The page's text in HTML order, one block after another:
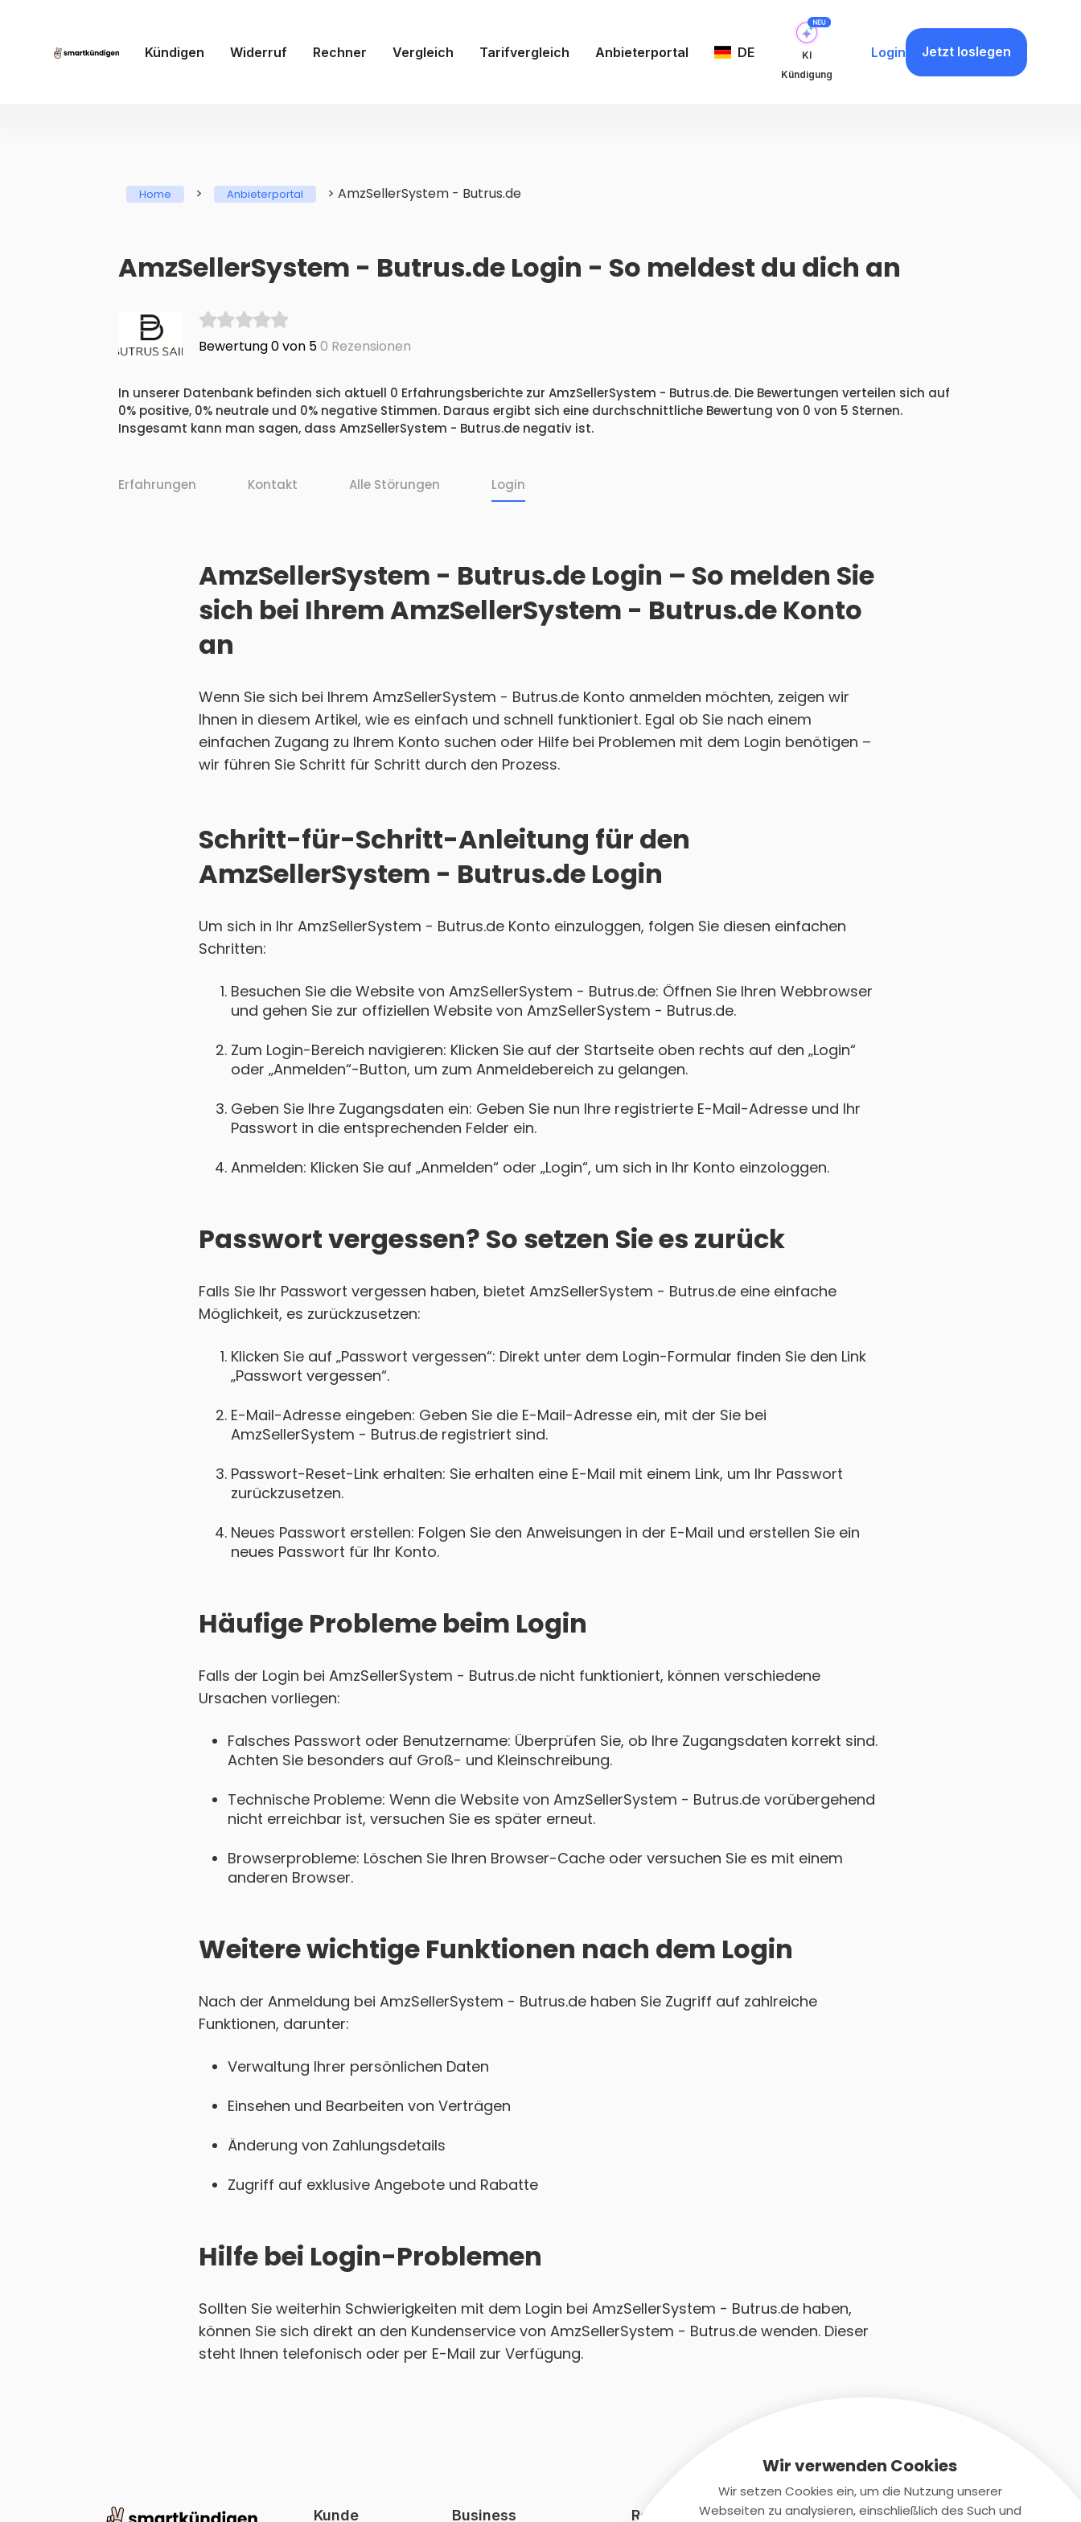
Kündigen Widerruf Rechner Vergleich Tarifvergleich Anbieterportal DE
KI
Kündigung
Login Jetzt loslegen
Home > Anbieterportal > AmzSellerSystem - Butrus.de
AmzSellerSystem - Butrus.de Login - So meldest du dich an
Bewertung 0 von 50 Rezensionen
In unserer Datenbank befinden sich aktuell 0 Erfahrungsberichte zur AmzSellerSystem - Butrus.de. Die Bewertungen verteilen sich auf
0% positive, 0% neutrale und 0% negative Stimmen. Daraus ergibt sich eine durchschnittliche Bewertung von 0 von 5 Sternen.
Insgesamt kann man sagen, dass AmzSellerSystem - Butrus.de negativ ist.
Erfahrungen Kontakt Alle Störungen Login
AmzSellerSystem - Butrus.de Login – So melden Sie
sich bei Ihrem AmzSellerSystem - Butrus.de Konto
an
Wenn Sie sich bei Ihrem AmzSellerSystem - Butrus.de Konto anmelden möchten, zeigen wir
Ihnen in diesem Artikel, wie es einfach und schnell funktioniert. Egal ob Sie nach einem
einfachen Zugang zu Ihrem Konto suchen oder Hilfe bei Problemen mit dem Login benötigen –
wir führen Sie Schritt für Schritt durch den Prozess.
Schritt-für-Schritt-Anleitung für den
AmzSellerSystem - Butrus.de Login
Um sich in Ihr AmzSellerSystem - Butrus.de Konto einzuloggen, folgen Sie diesen einfachen
Schritten:
Besuchen Sie die Website von AmzSellerSystem - Butrus.de: Öffnen Sie Ihren Webbrowser
und gehen Sie zur offiziellen Website von AmzSellerSystem - Butrus.de.
Zum Login-Bereich navigieren: Klicken Sie auf der Startseite oben rechts auf den „Login“
oder „Anmelden“-Button, um zum Anmeldebereich zu gelangen.
Geben Sie Ihre Zugangsdaten ein: Geben Sie nun Ihre registrierte E-Mail-Adresse und Ihr
Passwort in die entsprechenden Felder ein.
Anmelden: Klicken Sie auf „Anmelden“ oder „Login“, um sich in Ihr Konto einzologgen.
Passwort vergessen? So setzen Sie es zurück
Falls Sie Ihr Passwort vergessen haben, bietet AmzSellerSystem - Butrus.de eine einfache
Möglichkeit, es zurückzusetzen:
Klicken Sie auf „Passwort vergessen“: Direkt unter dem Login-Formular finden Sie den Link
„Passwort vergessen“.
E-Mail-Adresse eingeben: Geben Sie die E-Mail-Adresse ein, mit der Sie bei
AmzSellerSystem - Butrus.de registriert sind.
Passwort-Reset-Link erhalten: Sie erhalten eine E-Mail mit einem Link, um Ihr Passwort
zurückzusetzen.
Neues Passwort erstellen: Folgen Sie den Anweisungen in der E-Mail und erstellen Sie ein
neues Passwort für Ihr Konto.
Häufige Probleme beim Login
Falls der Login bei AmzSellerSystem - Butrus.de nicht funktioniert, können verschiedene
Ursachen vorliegen:
Falsches Passwort oder Benutzername: Überprüfen Sie, ob Ihre Zugangsdaten korrekt sind.
Achten Sie besonders auf Groß- und Kleinschreibung.
Technische Probleme: Wenn die Website von AmzSellerSystem - Butrus.de vorübergehend
nicht erreichbar ist, versuchen Sie es später erneut.
Browserprobleme: Löschen Sie Ihren Browser-Cache oder versuchen Sie es mit einem
anderen Browser.
Weitere wichtige Funktionen nach dem Login
Nach der Anmeldung bei AmzSellerSystem - Butrus.de haben Sie Zugriff auf zahlreiche
Funktionen, darunter:
Verwaltung Ihrer persönlichen Daten
Einsehen und Bearbeiten von Verträgen
Änderung von Zahlungsdetails
Zugriff auf exklusive Angebote und Rabatte
Hilfe bei Login-Problemen
Sollten Sie weiterhin Schwierigkeiten mit dem Login bei AmzSellerSystem - Butrus.de haben,
können Sie sich direkt an den Kundenservice von AmzSellerSystem - Butrus.de wenden. Dieser
steht Ihnen telefonisch oder per E-Mail zur Verfügung.
Kunde Business Rechtliches Kontaktiere uns
Wir verwenden Cookies
Wir setzen Cookies ein, um die Nutzung unserer
Webseiten zu analysieren, einschließlich des Such und